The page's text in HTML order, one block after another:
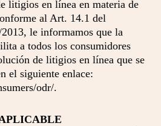
litigios en línea en materia de
al Art. 14.1 del
le informamos que la
a todos los consumidores
de litigios en línea que se
el siguiente enlace:
odr/.